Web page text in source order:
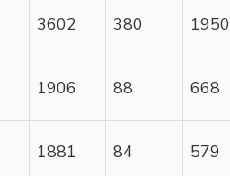
3602 380 1950
1906 88 668
1881 84 579